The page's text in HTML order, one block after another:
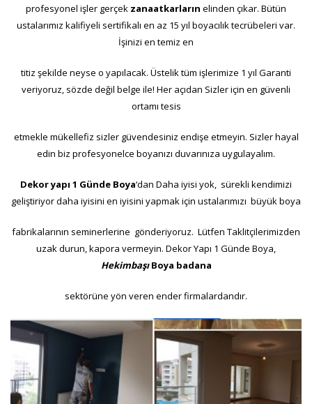
profesyonel işler gerçek zanaatkarların elinden çıkar. Bütün
ustalarımız kalifiyeli sertifikalı en az 15 yıl boyacılık tecrübeleri var.
İşinizi en temiz en
titiz şekilde neyse o yapılacak. Üstelik tüm işlerimize 1 yıl Garanti
veriyoruz, sözde değil belge ile! Her açıdan Sizler için en güvenli
ortamı tesis
etmekle mükellefiz sizler güvendesiniz endişe etmeyin. Sizler hayal
edin biz profesyonelce boyanızı duvarınıza uygulayalım.
Dekor yapı 1 Günde Boya‘dan Daha iyisi yok, sürekli kendimizi
geliştiriyor daha iyisini en iyisini yapmak için ustalarımızı büyük boya
fabrikalarının seminerlerine gönderiyoruz. Lütfen Taklitçilerimizden
uzak durun, kapora vermeyin. Dekor Yapı 1 Günde Boya,
Hekimbaşı Boya badana
sektörüne yön veren ender firmalardandır.